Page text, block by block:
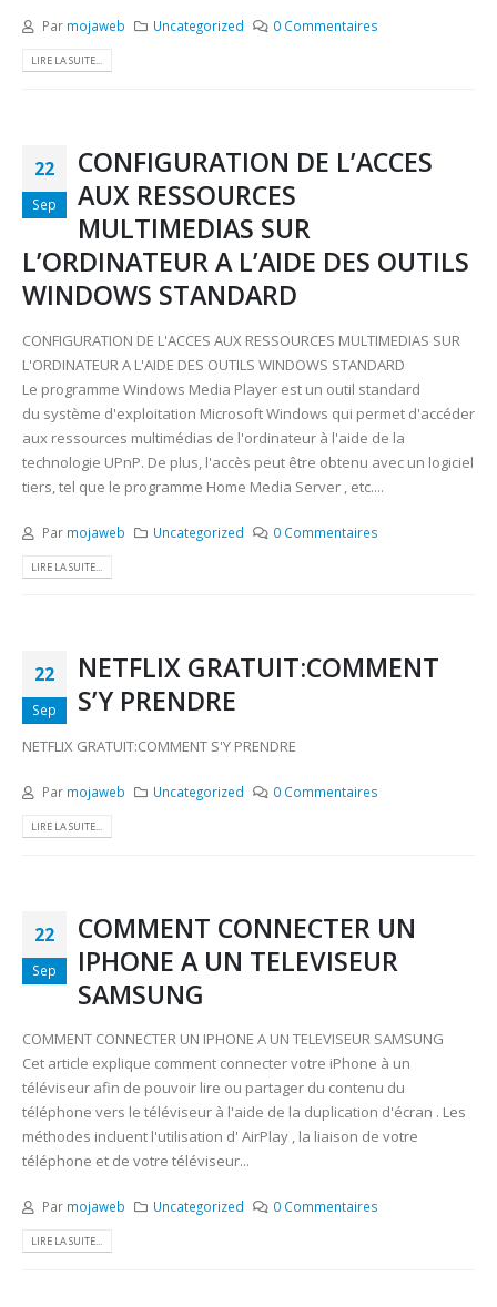
Par mojaweb Uncategorized 0 Commentaires
LIRE LA SUITE...
22
Sep
CONFIGURATION DE L’ACCES
AUX RESSOURCES
MULTIMEDIAS SUR
L’ORDINATEUR A L’AIDE DES OUTILS
WINDOWS STANDARD
CONFIGURATION DE L'ACCES AUX RESSOURCES MULTIMEDIAS SUR
L'ORDINATEUR A L'AIDE DES OUTILS WINDOWS STANDARD
Le programme Windows Media Player est un outil standard
du système d'exploitation Microsoft Windows qui permet d'accéder
aux ressources multimédias de l'ordinateur à l'aide de la
technologie UPnP. De plus, l'accès peut être obtenu avec un logiciel
tiers, tel que le programme Home Media Server , etc....
Par mojaweb Uncategorized 0 Commentaires
LIRE LA SUITE...
22
Sep
NETFLIX GRATUIT:COMMENT
S’Y PRENDRE
NETFLIX GRATUIT:COMMENT S'Y PRENDRE
Par mojaweb Uncategorized 0 Commentaires
LIRE LA SUITE...
22
Sep
COMMENT CONNECTER UN
IPHONE A UN TELEVISEUR
SAMSUNG
COMMENT CONNECTER UN IPHONE A UN TELEVISEUR SAMSUNG
Cet article explique comment connecter votre iPhone à un
téléviseur afin de pouvoir lire ou partager du contenu du
téléphone vers le téléviseur à l'aide de la duplication d'écran . Les
méthodes incluent l'utilisation d' AirPlay , la liaison de votre
téléphone et de votre téléviseur...
Par mojaweb Uncategorized 0 Commentaires
LIRE LA SUITE...